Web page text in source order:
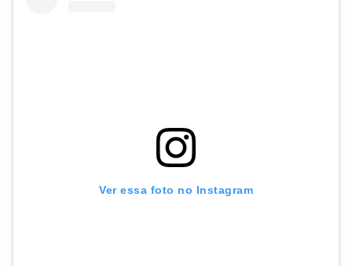
Ver essa foto no Instagram